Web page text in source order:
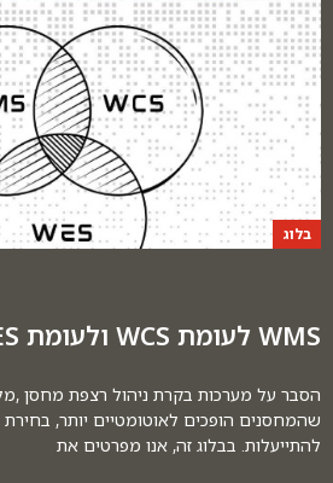
בלוג
WMS לעומת WCS ולעומת WES
הסבר על מערכות בקרת ניהול רצפת מחסן
שהמחסנים הופכים לאוטומטיים יותר,
להתייעלות. בבלוג זה, אנו מפרטים את